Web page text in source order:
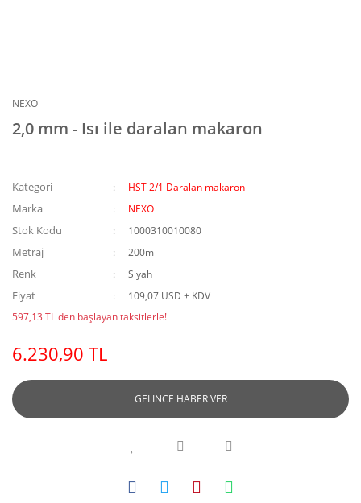
NEXO
2,0 mm - Isı ile daralan makaron
Kategori HST 2/1 Daralan makaron
Marka NEXO
Stok Kodu 1000310010080
Metraj 200m
Renk Siyah
Fiyat
109,07 USD + KDV
597,13 TL den başlayan taksitlerle!
6.230,90 TL
GELİNCE HABER VER